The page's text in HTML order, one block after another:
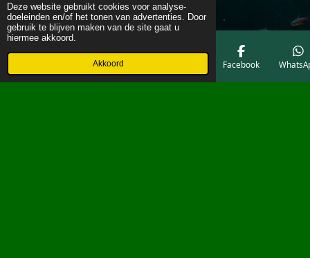
Deze website gebruikt cookies voor analyse-
doeleinden en/of het tonen van advertenties. Door
gebruik te blijven maken van de site gaat u
hiermee akkoord.
Akkoord
Telefoonnummer Facebook